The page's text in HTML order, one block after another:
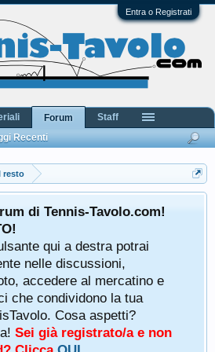
Entra o Registrati
resto
di Tennis-Tavolo.com!
qui a destra potrai
nelle discussioni,
accedere al mercatino e
che condividono la tua
Cosa aspetti?
Sei già registrato/a e non
Forum
Recenti
Staff